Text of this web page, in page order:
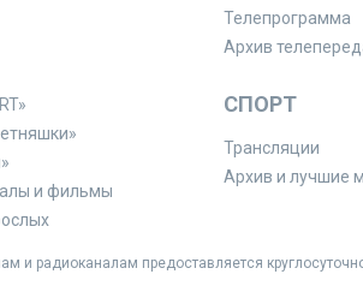
и фильмы
Телепрограмма
Архив
СПОРТ
Трансляции
Архив и лучшие
радиоканалам предоставляется